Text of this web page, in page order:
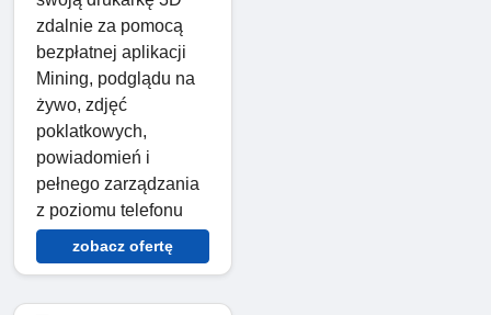
zdalnie za pomocą
bezpłatnej aplikacji
Mining, podglądu na
żywo, zdjęć
poklatkowych,
powiadomień i
pełnego zarządzania
z poziomu telefonu
zobacz ofertę